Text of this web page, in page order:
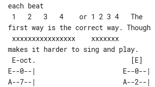
each beat
first way is the correct way.
E--0--|                      E--0--|
A--7--|                      A--2--|